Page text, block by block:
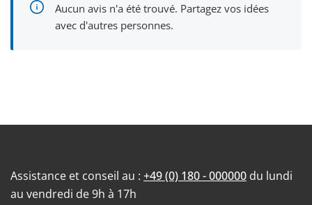
Aucun avis n'a été trouvé. Partagez vos idées
avec d'autres personnes.
Assistance et conseil au : +49 (0) 180 - 000000 du lundi
au vendredi de 9h à 17h